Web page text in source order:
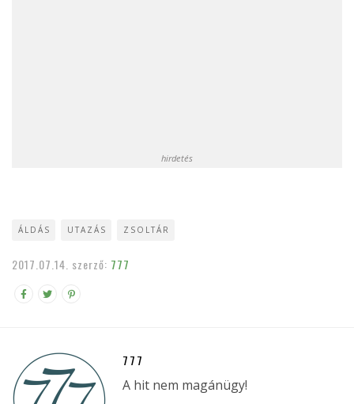
hirdetés
ÁLDÁS UTAZÁS ZSOLTÁR
2017.07.14. szerző: 777
777
A hit nem magánügy!